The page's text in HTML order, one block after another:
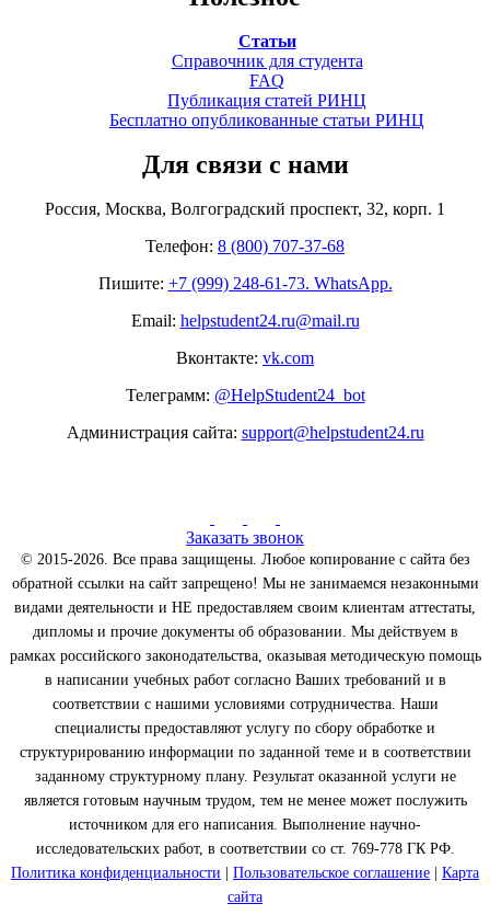
Статьи
Справочник для студента
FAQ
Публикация статей РИНЦ
Бесплатно опубликованные статьи РИНЦ
Для связи с нами
Россия, Москва, Волгоградский проспект, 32, корп. 1
Телефон: 8 (800) 707-37-68
Пишите: +7 (999) 248-61-73. WhatsApp.
Email: helpstudent24.ru@mail.ru
Вконтакте: vk.com
Телеграмм: @HelpStudent24_bot
Администрация сайта: support@helpstudent24.ru
Заказать звонок
© 2015-2026. Все права защищены. Любое копирование с сайта без
обратной ссылки на сайт запрещено! Мы не занимаемся незаконными
видами деятельности и НЕ предоставляем своим клиентам аттестаты,
дипломы и прочие документы об образовании. Мы действуем в
рамках российского законодательства, оказывая методическую помощь
в написании учебных работ согласно Ваших требований и в
соответствии с нашими условиями сотрудничества. Наши
специалисты предоставляют услугу по сбору обработке и
структурированию информации по заданной теме и в соответствии
заданному структурному плану. Результат оказанной услуги не
является готовым научным трудом, тем не менее может послужить
источником для его написания. Выполнение научно-
исследовательских работ, в соответствии со ст. 769-778 ГК РФ.
Политика конфиденциальности
Пользовательское соглашение
Карта
сайта